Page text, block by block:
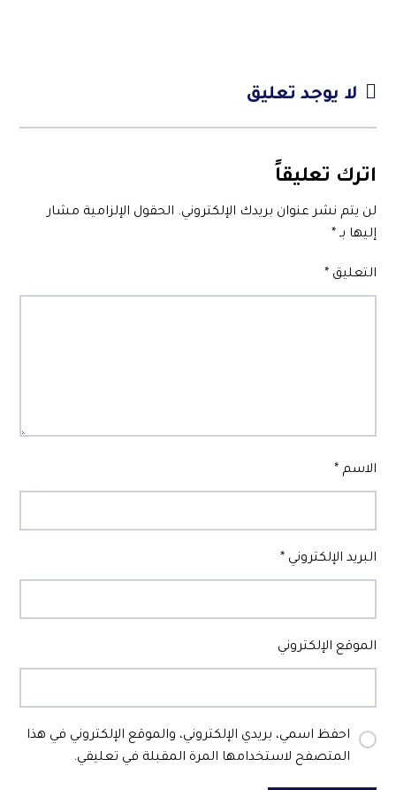
لا يوجد تعليق
اترك تعليقاً
لن يتم نشر عنوان بريدك الإلكتروني. الحقول الإلزامية مشار
إليها بـ *
التعليق *
الاسم *
البريد الإلكتروني *
الموقع الإلكتروني
احفظ اسمي، بريدي الإلكتروني، والموقع الإلكتروني في هذا
المتصفح لاستخدامها المرة المقبلة في تعليقي.